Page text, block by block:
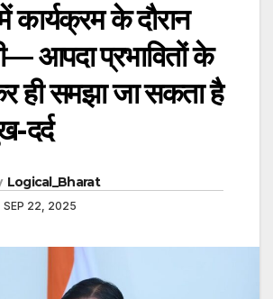
कार्यक्रम के दौरान
आपदा प्रभावितों के
ही समझा जा सकता है
दर्द
Logical_Bharat
SEP 22, 2025